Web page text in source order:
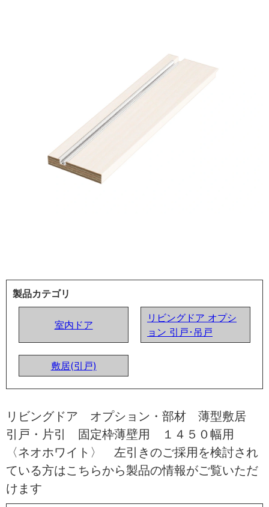
製品カテゴリ
室内ドア
リビングドア オプシ
ョン 引戸･吊戸
敷居(引戸)
リビングドア オプション・部材 薄型敷居
引戸・片引 固定枠薄壁用 １４５０幅用
〈ネオホワイト〉 左引きのご採用を検討され
ている方はこちらから製品の情報がご覧いただ
けます